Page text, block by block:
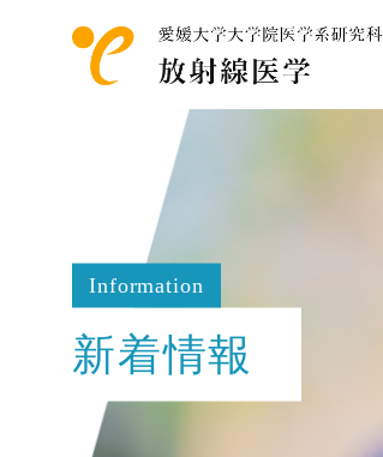
Information
新着情報